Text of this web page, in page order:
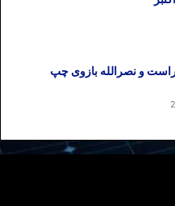
و نصرالله بازوی چپ